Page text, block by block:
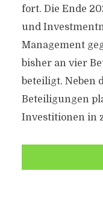
fort. Die Ende
und
Management
bisher an vier
beteiligt. Neben
Beteiligungen
Investitionen in